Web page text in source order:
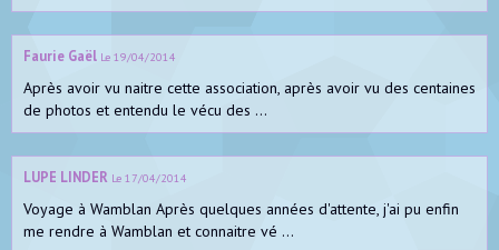
Faurie Gaël Le 19/04/2014
Après avoir vu naitre cette association, après avoir vu des centaines
de photos et entendu le vécu des ...
LUPE LINDER Le 17/04/2014
Voyage à Wamblan Après quelques années d'attente, j'ai pu enfin
me rendre à Wamblan et connaitre vé ...